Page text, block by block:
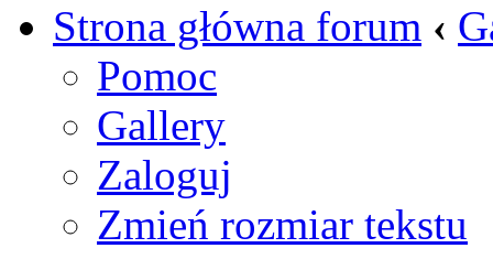
Strona główna forum ‹
Pomoc
Gallery
Zaloguj
Zmień rozmiar tekstu